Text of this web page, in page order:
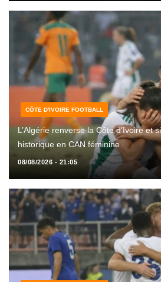
CÔTE D'IVOIRE FOOTBALL
L’Algérie renverse la Côte d’Ivoire et
historique en CAN féminine
08/08/2026 - 21:05